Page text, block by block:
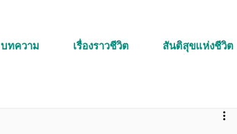
บทความ เรื่องราวชีวิต สันติสุขแห่งชีวิต